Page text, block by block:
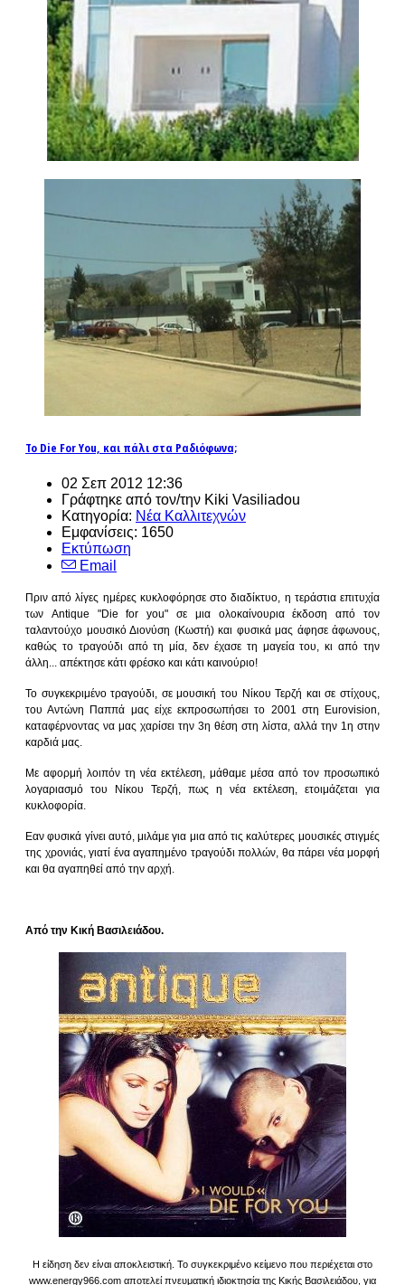
Το Die For You, και πάλι στα Ραδιόφωνα;
02 Σεπ 2012 12:36
Γράφτηκε από τον/την Kiki Vasiliadou
Κατηγορία: Νέα Καλλιτεχνών
Εμφανίσεις: 1650
Εκτύπωση
Email
Πριν από λίγες ημέρες κυκλοφόρησε στο διαδίκτυο, η τεράστια επιτυχία
των Antique "Die for you" σε μια ολοκαίνουρια έκδοση από τον
ταλαντούχο μουσικό Διονύση (Κωστή) και φυσικά μας άφησε άφωνους,
καθώς το τραγούδι από τη μία, δεν έχασε τη μαγεία του, κι από την
άλλη... απέκτησε κάτι φρέσκο και κάτι καινούριο!
Το συγκεκριμένο τραγούδι, σε μουσική του Νίκου Τερζή και σε στίχους,
του Αντώνη Παππά μας είχε εκπροσωπήσει το 2001 στη Eurovision,
καταφέρνοντας να μας χαρίσει την 3η θέση στη λίστα, αλλά την 1η στην
καρδιά μας.
Με αφορμή λοιπόν τη νέα εκτέλεση, μάθαμε μέσα από τον προσωπικό
λογαριασμό του Νίκου Τερζή, πως η νέα εκτέλεση, ετοιμάζεται για
κυκλοφορία.
Εαν φυσικά γίνει αυτό, μιλάμε για μια από τις καλύτερες μουσικές στιγμές
της χρονιάς, γιατί ένα αγαπημένο τραγούδι πολλών, θα πάρει νέα μορφή
και θα αγαπηθεί από την αρχή.
Από την Κική Βασιλειάδου.
Η είδηση δεν είναι αποκλειστική. Το συγκεκριμένο κείμενο που περιέχεται στο
www.energy966.com αποτελεί πνευματική ιδιοκτησία της Κικής Βασιλειάδου, για